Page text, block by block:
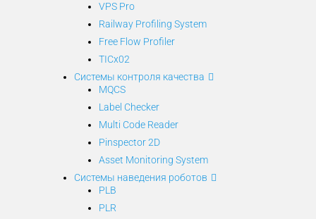
VPS Pro
Railway Profiling System
Free Flow Profiler
TICx02
Системы контроля качества
MQCS
Label Checker
Multi Code Reader
Pinspector 2D
Asset Monitoring System
Системы наведения роботов
PLB
PLR